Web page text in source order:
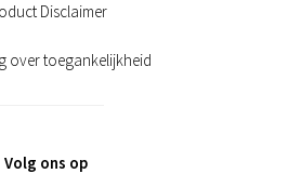
Disclaimer
over toegankelijkheid
Volg ons op